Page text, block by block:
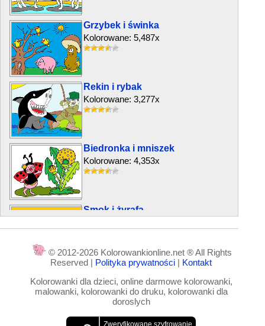
Grzybek i świnka
Kolorowane: 5,487x
Rekin i rybak
Kolorowane: 3,277x
Biedronka i mniszek
Kolorowane: 4,353x
Smok i żyrafa
Kolorowane: 11,520x
© 2012-2026 Kolorowankionline.net ® All Rights
Reserved | Polityka prywatności | Kontakt
Kolorowanki dla dzieci, online darmowe kolorowanki,
malowanki, kolorowanki do druku, kolorowanki dla
doroslych